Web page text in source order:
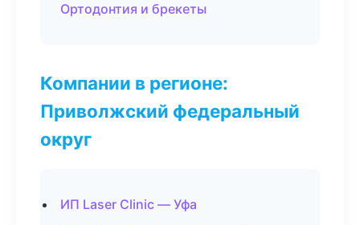
Ортодонтия и брекеты
Компании в регионе:
Приволжский федеральный
округ
ИП Laser Clinic — Уфа